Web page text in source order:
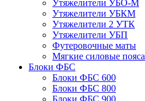
Утяжелители УБО-М
Утяжелители УБКМ
Утяжелители 2 УТК
Утяжелители УБП
Футеровочные маты
Мягкие силовые пояса
Блоки ФБС
Блоки ФБС 600
Блоки ФБС 800
Блоки ФБС 900